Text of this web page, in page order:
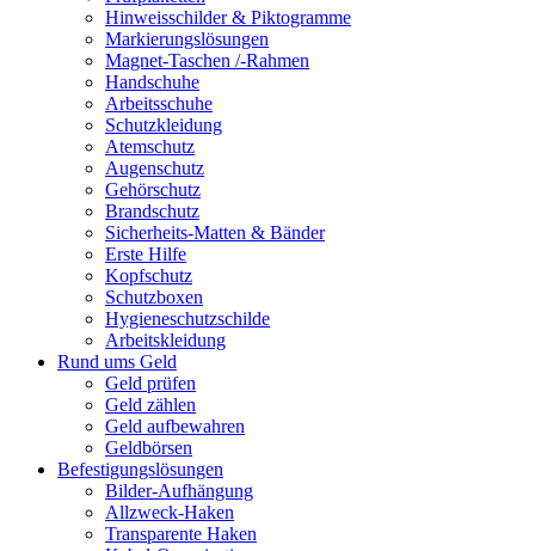
Hinweisschilder & Piktogramme
Markierungslösungen
Magnet-Taschen /-Rahmen
Handschuhe
Arbeitsschuhe
Schutzkleidung
Atemschutz
Augenschutz
Gehörschutz
Brandschutz
Sicherheits-Matten & Bänder
Erste Hilfe
Kopfschutz
Schutzboxen
Hygieneschutzschilde
Arbeitskleidung
Rund ums Geld
Geld prüfen
Geld zählen
Geld aufbewahren
Geldbörsen
Befestigungslösungen
Bilder-Aufhängung
Allzweck-Haken
Transparente Haken